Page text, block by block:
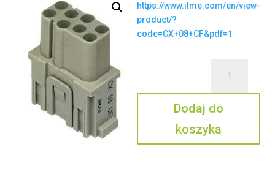
https://www.ilme.com/en/view-
product/?
code=CX+08+CF&pdf=1
08
CF
Dodaj do
koszyka